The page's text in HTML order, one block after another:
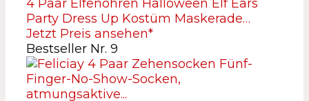
4 Paar Elfenohren Halloween Elf Ears
Party Dress Up Kostüm Maskerade…
Jetzt Preis ansehen*
Bestseller Nr. 9